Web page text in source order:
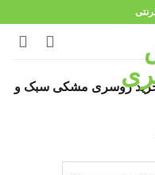
روسری مشکی سبک و